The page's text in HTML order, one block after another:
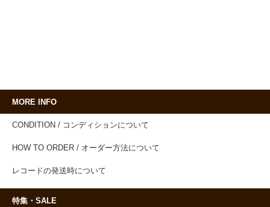
MORE INFO
CONDITION / コンディションについて
HOW TO ORDER / オーダー方法について
レコードの発送時について
特集・SALE